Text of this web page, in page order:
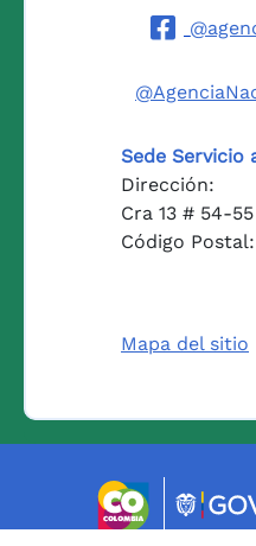
Sede Servicio
Dirección:
Cra 13 # 54-
Código Postal:
Mapa del sitio